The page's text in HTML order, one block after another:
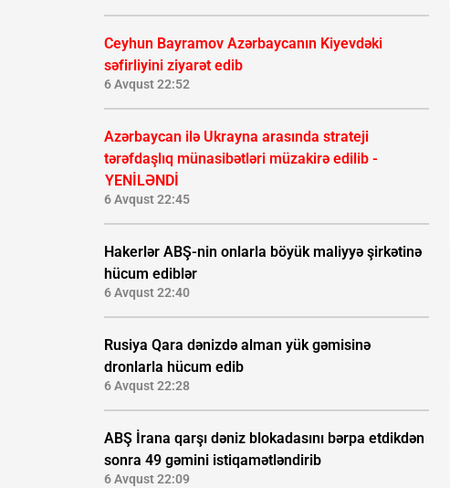
Ceyhun Bayramov Azərbaycanın Kiyevdəki
səfirliyini ziyarət edib
6 Avqust 22:52
Azərbaycan ilə Ukrayna arasında strateji
tərəfdaşlıq münasibətləri müzakirə edilib -
YENİLƏNDİ
6 Avqust 22:45
Hakerlər ABŞ-nin onlarla böyük maliyyə şirkətinə
hücum ediblər
6 Avqust 22:40
Rusiya Qara dənizdə alman yük gəmisinə
dronlarla hücum edib
6 Avqust 22:28
ABŞ İrana qarşı dəniz blokadasını bərpa etdikdən
sonra 49 gəmini istiqamətləndirib
6 Avqust 22:09